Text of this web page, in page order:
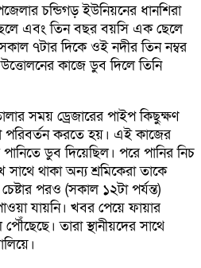
চ‌ন্ডিগড় ইউ‌নিয়‌নের ধান‌শিরা
এবং তিন বছর বয়‌সি এক ছে‌লে
৭টার দি‌কে ওই নদী‌র তিন নম্বর
কা‌জে ডুব দি‌লে তি‌নি
সময় ড্রেজারের পাইপ কিছুক্ষণ
করতে হয়। এই কাজের
ডুব দি‌য়ে‌ছিল। প‌রে পা‌নির নিচ
থাকা অন্য শ্রমিকেরা তা‌কে
চেষ্টার পরও (সকাল ১২টা পর্যন্ত)
যায়‌নি। খবর পে‌য়ে ফায়ার
তারা স্থানীয়‌দের সা‌থে